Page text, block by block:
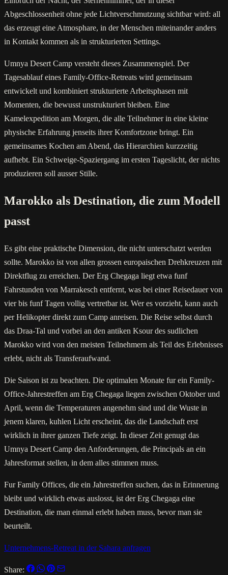
Abgeschlossenheit ohne jede Lichtverschmutzung sichtbar wird: all
das erzeugt eine Atmosphare, in der Menschen miteinander anders
in Kontakt kommen als in strukturierten Settings.
Umnya Desert Camp versteht dieses Zusammenspiel. Der
Tagesablauf eines Family-Office-Retreats wird gemeinsam
entwickelt und kombiniert strukturierte Arbeitsphasen mit
Momenten, die bewusst unstrukturiert bleiben. Eine
Kamelexpedition am Morgen, die alle Teilnehmer in eine kleine
physische Erfahrung jenseits ihrer Komfortzone bringt. Ein
gemeinsames Kochen am Abend, das Hierarchien kurzzeitig
aufhebt. Ein Schweige-Spaziergang im ersten Tageslicht, der nichts
produzieren soll ausser Stille.
Marokko als Destination, die zum Modell
passt
Es gibt eine praktische Dimension, die nicht unterschatzt werden
sollte. Marokko ist von allen grossen europaischen Drehkreuzen mit
Direktflug zu erreichen. Der Erg Chegaga liegt etwa funf
Fahrstunden von Marrakesch entfernt, was bei einer Reisedauer von
vier bis funf Tagen vollig vertretbar ist. Wer es vorzieht, kann auch
per Helikopter direkt zum Camp anreisen. Die Reise selbst durch
das Draa-Tal und vorbei an den antiken Ksour des sudlichen
Marokko wird von den meisten Teilnehmern als Teil des Erlebnisses
erlebt, nicht als Transferaufwand.
Die Saison ist zu beachten. Die optimalen Monate fur ein Family-
Office-Jahrestreffen am Erg Chegaga liegen zwischen Oktober und
April, wenn die Temperaturen angenehm sind und die Wuste in
jenem klaren, kuhlen Licht erscheint, das die Landschaft erst
wirklich in ihrer ganzen Tiefe zeigt. In dieser Zeit genugt das
Umnya Desert Camp den Anforderungen, die Principals an ein
Jahresformat stellen, in dem alles stimmen muss.
Fur Family Offices, die ein Jahrestreffen suchen, das in Erinnerung
bleibt und wirklich etwas auslosst, ist der Erg Chegaga eine
Destination, die man einmal erlebt haben muss, bevor man sie
beurteilt.
Unternehmens-Retreat in der Sahara anfragen
Share: